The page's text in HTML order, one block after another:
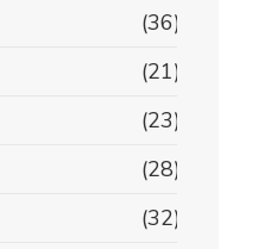
(36)
(21)
(23)
(28)
(32)